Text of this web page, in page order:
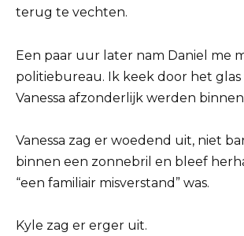
terug te vechten.
Een paar uur later nam Daniel me
politiebureau. Ik keek door het
Vanessa afzonderlijk werden
Vanessa zag er woedend uit, niet
binnen een zonnebril en bleef
“een familiair misverstand” was.
Kyle zag er erger uit.